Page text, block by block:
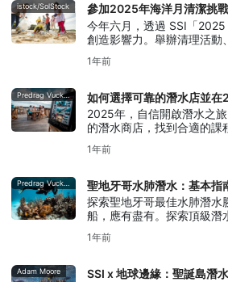
istock/SolStock
參加2025年海洋月清潔挑戰
今年六月，透過 SSI「2025
創造影響力。舉辦清理活動
1年前
Predrag Vuckovic
如何選擇可靠的潛水店並
2025年，自信開啟潛水之
的潛水商店，找到合適的課
1年前
Predrag Vuckovic
聖地牙哥水肺潛水：基本指
探索聖地牙哥最佳水肺潛水
船，應有盡有。探索頂級潛
遊小貼士以及如何找到最佳
1年前
Adam Moore
SSI x 地球邊緣：聖誕島潛